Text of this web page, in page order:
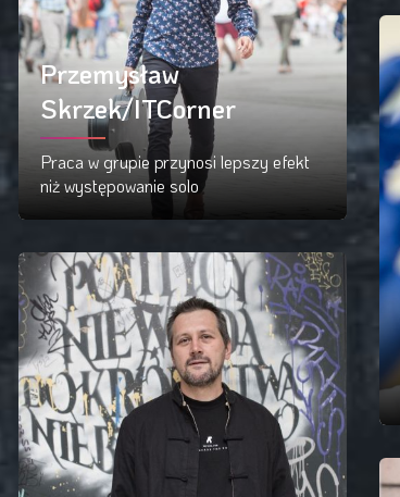
Przemysław
Skrzek/ITCorner
Praca w grupie przynosi lepszy efekt
niż występowanie solo
Czytaj więcej